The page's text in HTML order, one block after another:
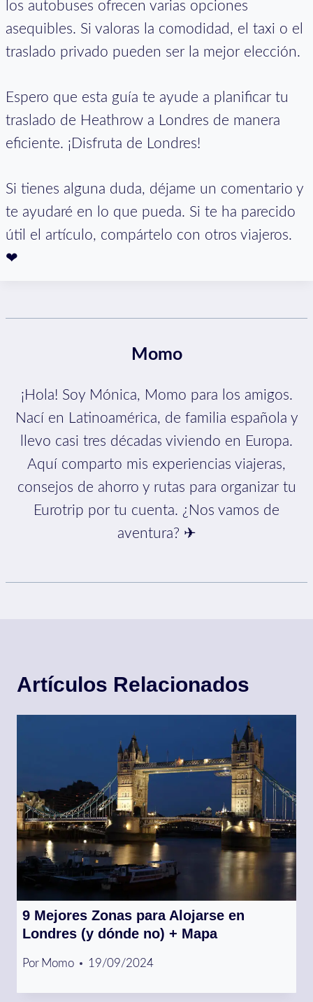
los autobuses ofrecen varias opciones
asequibles. Si valoras la comodidad, el taxi o el
traslado privado pueden ser la mejor elección.
Espero que esta guía te ayude a planificar tu
traslado de Heathrow a Londres de manera
eficiente. ¡Disfruta de Londres!
Si tienes alguna duda, déjame un comentario y
te ayudaré en lo que pueda. Si te ha parecido
útil el artículo, compártelo con otros viajeros.
❤
Momo
¡Hola! Soy Mónica, Momo para los amigos.
Nací en Latinoamérica, de familia española y
llevo casi tres décadas viviendo en Europa.
Aquí comparto mis experiencias viajeras,
consejos de ahorro y rutas para organizar tu
Eurotrip por tu cuenta. ¿Nos vamos de
aventura? ✈
Artículos Relacionados
9 Mejores Zonas para Alojarse en
Londres (y dónde no) + Mapa
Por Momo 19/09/2024